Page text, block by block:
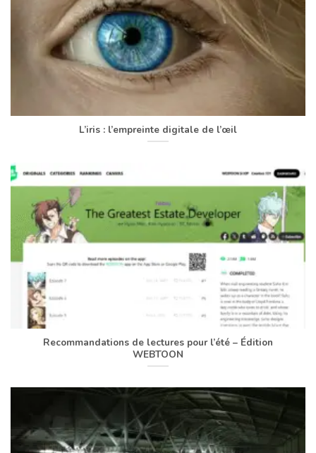
L’iris : l’empreinte digitale de l’œil
Recommandations de lectures pour l’été – Édition
WEBTOON